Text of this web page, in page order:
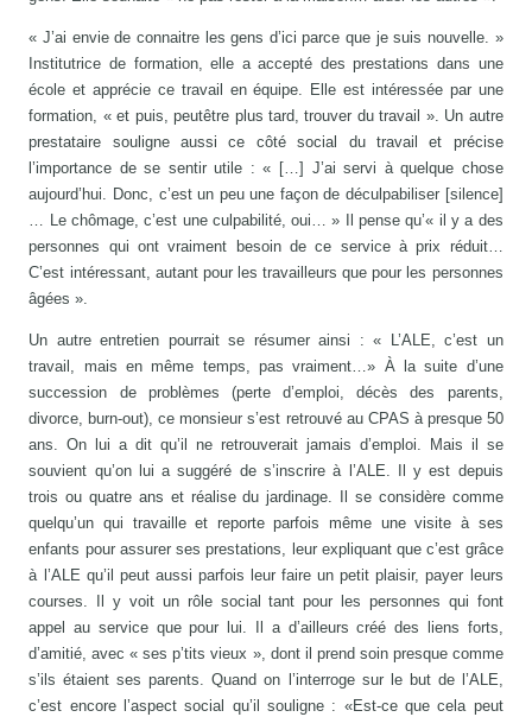
« J’ai envie de connaitre les gens d’ici parce que je suis nouvelle. »
Institutrice de formation, elle a accepté des prestations dans une
école et apprécie ce travail en équipe. Elle est intéressée par une
formation, « et puis, peutêtre plus tard, trouver du travail ». Un autre
prestataire souligne aussi ce côté social du travail et précise
l’importance de se sentir utile : « […] J’ai servi à quelque chose
aujourd’hui. Donc, c’est un peu une façon de déculpabiliser [silence]
… Le chômage, c’est une culpabilité, oui… » Il pense qu’« il y a des
personnes qui ont vraiment besoin de ce service à prix réduit…
C’est intéressant, autant pour les travailleurs que pour les personnes
âgées ».
Un autre entretien pourrait se résumer ainsi : « L’ALE, c’est un
travail, mais en même temps, pas vraiment…» À la suite d’une
succession de problèmes (perte d’emploi, décès des parents,
divorce, burn-out), ce monsieur s’est retrouvé au CPAS à presque 50
ans. On lui a dit qu’il ne retrouverait jamais d’emploi. Mais il se
souvient qu’on lui a suggéré de s’inscrire à l’ALE. Il y est depuis
trois ou quatre ans et réalise du jardinage. Il se considère comme
quelqu’un qui travaille et reporte parfois même une visite à ses
enfants pour assurer ses prestations, leur expliquant que c’est grâce
à l’ALE qu’il peut aussi parfois leur faire un petit plaisir, payer leurs
courses. Il y voit un rôle social tant pour les personnes qui font
appel au service que pour lui. Il a d’ailleurs créé des liens forts,
d’amitié, avec « ses p’tits vieux », dont il prend soin presque comme
s’ils étaient ses parents. Quand on l’interroge sur le but de l’ALE,
c’est encore l’aspect social qu’il souligne : «Est-ce que cela peut